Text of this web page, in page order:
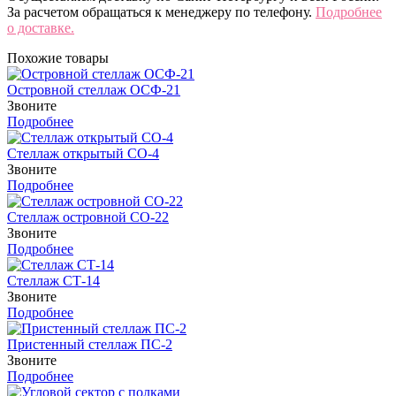
За расчетом обращаться к менеджеру по телефону. Подробнее
о доставке.
Похожие товары
Островной стеллаж ОСФ-21
Звоните
Подробнее
Стеллаж открытый СО-4
Звоните
Подробнее
Стеллаж островной СО-22
Звоните
Подробнее
Стеллаж СТ-14
Звоните
Подробнее
Пристенный стеллаж ПС-2
Звоните
Подробнее